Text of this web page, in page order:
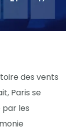
des vents
Paris se
par les